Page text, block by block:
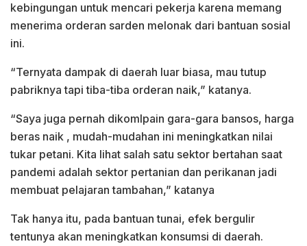
kebingungan untuk mencari pekerja karena memang
menerima orderan sarden melonak dari bantuan sosial
ini.
“Ternyata dampak di daerah luar biasa, mau tutup
pabriknya tapi tiba-tiba orderan naik,” katanya.
“Saya juga pernah dikomlpain gara-gara bansos, harga
beras naik , mudah-mudahan ini meningkatkan nilai
tukar petani. Kita lihat salah satu sektor bertahan saat
pandemi adalah sektor pertanian dan perikanan jadi
membuat pelajaran tambahan,” katanya
Tak hanya itu, pada bantuan tunai, efek bergulir
tentunya akan meningkatkan konsumsi di daerah.